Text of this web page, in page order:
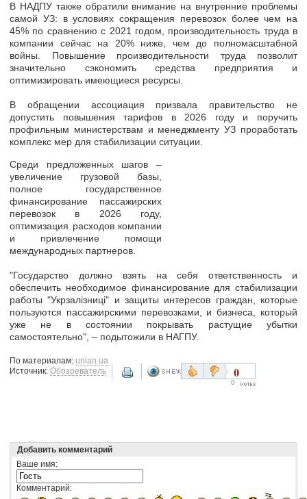
В НАДПУ также обратили внимание на внутренние проблемы
самой УЗ: в условиях сокращения перевозок более чем на
45% по сравнению с 2021 годом, производительность труда в
компании сейчас на 20% ниже, чем до полномасштабной
войны. Повышение производительности труда позволит
значительно сэкономить средства предприятия и
оптимизировать имеющиеся ресурсы.
В обращении ассоциация призвала правительство не
допустить повышения тарифов в 2026 году и поручить
профильным министерствам и менеджменту УЗ проработать
комплекс мер для стабилизации ситуации.
Среди предложенных шагов –
увеличение грузовой базы,
полное государственное
финансирование пассажирских
перевозок в 2026 году,
оптимизация расходов компании
и привлечение помощи
международных партнеров.
"Государство должно взять на себя ответственность и
обеспечить необходимое финансирование для стабилизации
работы "Укрзалізниці" и защиты интересов граждан, которые
пользуются пассажирскими перевозками, и бизнеса, который
уже не в состоянии покрывать растущие убытки
самостоятельно", – подытожили в НАГПУ.
По материалам: unian.ua
Источник: Обозреватель 0
0
Добавить комментарий
Ваше имя:
Комментарий: